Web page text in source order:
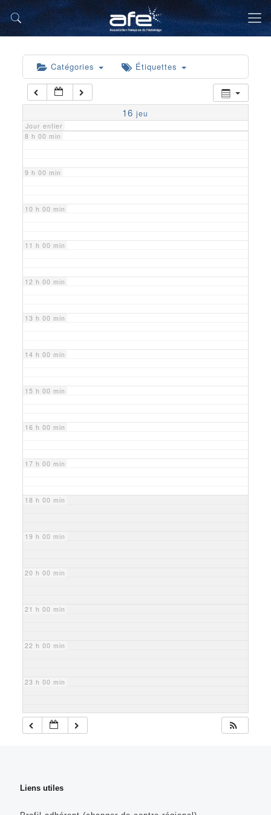
Catégories Étiquettes
16 jeu
Jour entier
5 h 00 min
6 h 00 min
7 h 00 min
8 h 00 min
9 h 00 min
10 h 00 min
11 h 00 min
12 h 00 min
13 h 00 min
14 h 00 min
15 h 00 min
16 h 00 min
17 h 00 min
18 h 00 min
19 h 00 min
20 h 00 min
21 h 00 min
22 h 00 min
23 h 00 min
Liens utiles